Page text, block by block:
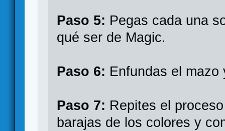
Paso 5: Pegas cada una
qué ser de Magic.
Paso 6: Enfundas el
Paso 7: Repites el
barajas de los colores y